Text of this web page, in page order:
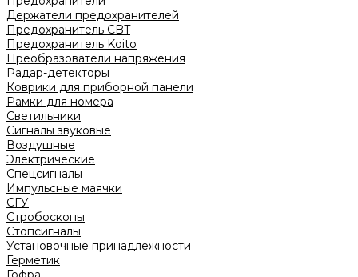
Держатели предохранителей
Предохранитель CBT
Предохранитель Koito
Преобразователи напряжения
Радар-детекторы
Коврики для приборной панели
Рамки для номера
Светильники
Сигналы звуковые
Воздушные
Электрические
Спецсигналы
Импульсные маячки
СГУ
Стробоскопы
Стопсигналы
Установочные принадлежности
Герметик